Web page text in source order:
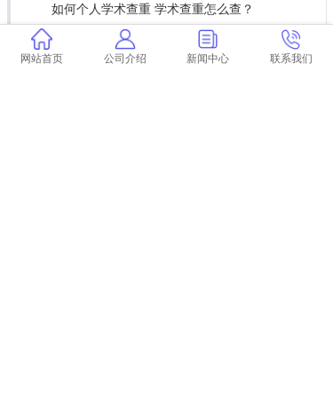
如何个人学术查重 学术查重怎么查？
论文草稿查重两次机会
学术查重第二次题目变化 学术查重是怎么回
网站首页 公司介绍 新闻中心 联系我们